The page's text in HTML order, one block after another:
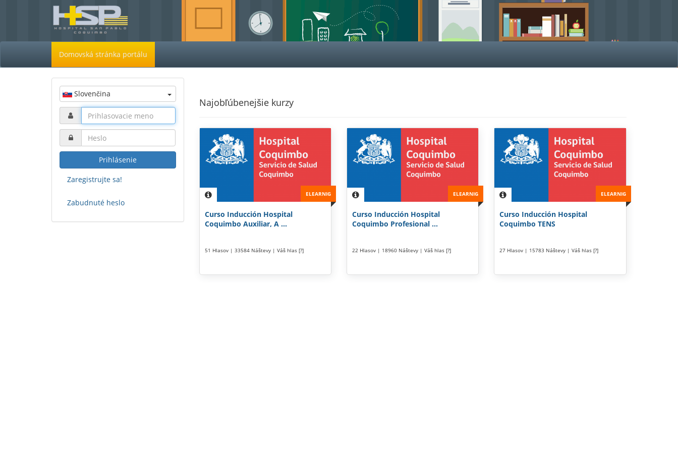
Domovská stránka portálu
Najobľúbenejšie kurzy
ELEARNIG
Curso Inducción Hospital
Coquimbo Auxiliar, A ...
51 Hlasov | 33584 Náštevy | Váš hlas [?]
ELEARNIG
Curso Inducción Hospital
Coquimbo Profesional ...
22 Hlasov | 18960 Náštevy | Váš hlas [?]
ELEARNIG
Curso Inducción Hospital
Coquimbo TENS
27 Hlasov | 15783 Náštevy | Váš hlas [?]
Slovenčina
Prihlásenie
Zaregistrujte sa!
Zabudnuté heslo